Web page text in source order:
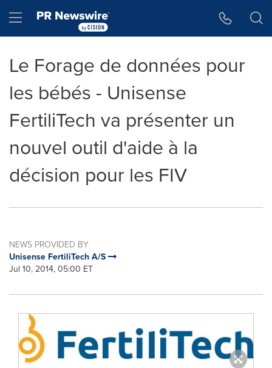
Hamburger menu
Le Forage de données pour
les bébés - Unisense
FertiliTech va présenter un
nouvel outil d'aide à la
décision pour les FIV
NEWS PROVIDED BY
Unisense FertiliTech A/S
Jul 10, 2014, 05:00 ET